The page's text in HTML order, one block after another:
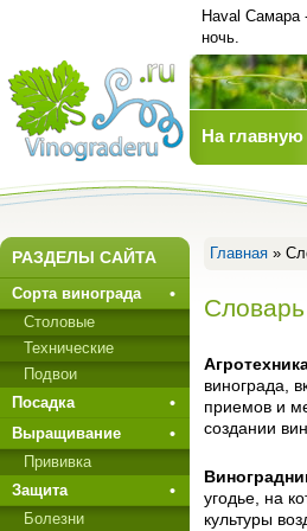
Виноград
Haval Самара
ночь.
На главную
Главная »
винограда,
приемов и
создании
угодье, на
культуры
РАЗДЕЛЫ САЙТА
Сорта винограда
Столовые
Технические
Подвои
Посадка
Выращивание
Прививкa
Защита
Болезни